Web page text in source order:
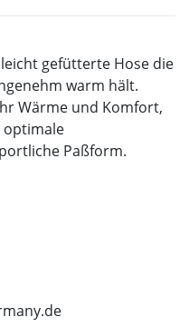
gefütterte Hose die
warm hält.
Wärme und Komfort,
optimale
Paßform.